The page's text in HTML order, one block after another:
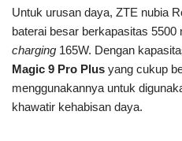
Untuk urusan daya, ZTE nubia
baterai besar berkapasitas
charging 165W. Dengan
Magic 9 Pro Plus yang cukup
menggunakannya untuk
khawatir kehabisan daya.